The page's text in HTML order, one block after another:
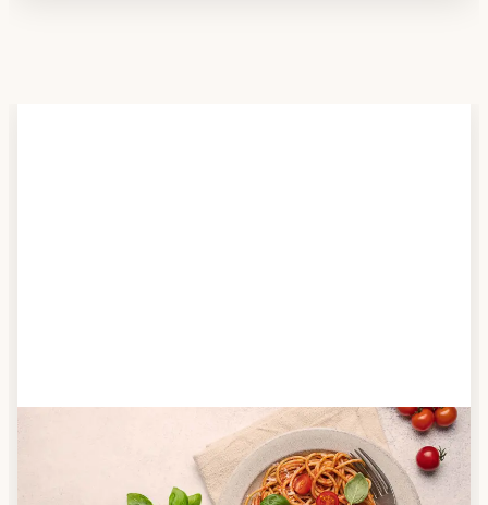
Anbieter finden